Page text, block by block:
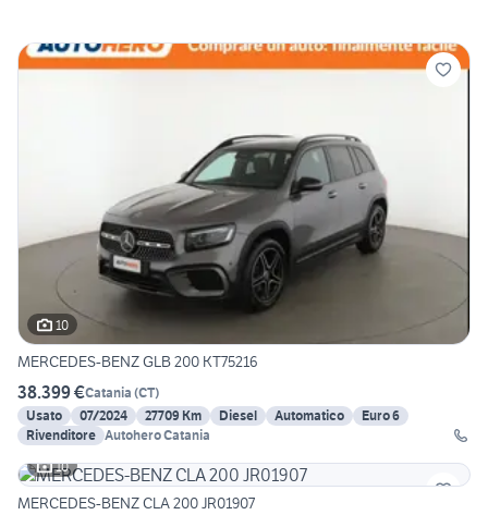
10
MERCEDES-BENZ GLB 200 KT75216
38.399 €Catania (CT)
Usato
07/2024 27709 Km Diesel Automatico
Euro 6
Rivenditore Autohero Catania
10
MERCEDES-BENZ CLA 200 JR01907